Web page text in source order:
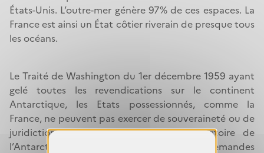
États-Unis. L’outre-mer génère 97% de ces espaces. La
France est ainsi un État côtier riverain de presque tous
les océans.
Le Traité de Washington du 1er décembre 1959 ayant
gelé toutes les revendications sur le continent
Antarctique, les Etats possessionnés, comme la
France, ne peuvent pas exercer de souveraineté ou de
juridiction sur les eaux au-delà du territoire de
l’Antarctique qu’ils revendiquent. Les demandes